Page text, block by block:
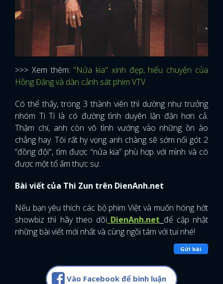
>>> Xem thêm: "Nửa kia" xinh đẹp, hiểu chuyện của
Hồng Đăng và dàn cảnh sát phim VTV
Có thể thấy, trong 3 thành viên thì dường như trưởng
nhóm Ti Ti là có đường tình duyên lận đận hơn cả.
Thậm chí, anh còn vô tình vướng vào những ồn ào
chẳng hay. Tôi rất hy vọng anh chàng sẽ sớm nối gót 2
“đồng đội", tìm được “nửa kia” phù hợp với mình và có
được một tổ ấm thực sự.
Bài viết của Thi Zun trên DienAnh.net
Nếu bạn yêu thích các bộ phim Việt và muốn hóng hớt
showbiz thì hãy theo dõi DienAnh.net để cập nhật
những bài viết mới nhất và cùng ngồi tám với tui nhé!
Gửi bài
Vào Facebook để bình luận